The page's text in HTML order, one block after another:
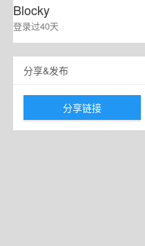
Blocky
登录过40天
分享&发布
分享链接